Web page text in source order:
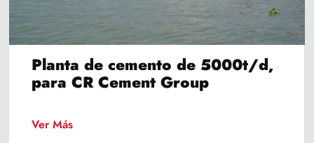
Planta de cemento de 5000t/d,
para CR Cement Group
Ver Más